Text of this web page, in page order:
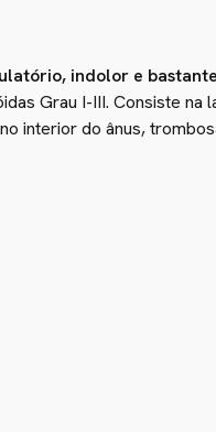
indolor e
Grau I-III. Consiste na
interior do ânus,